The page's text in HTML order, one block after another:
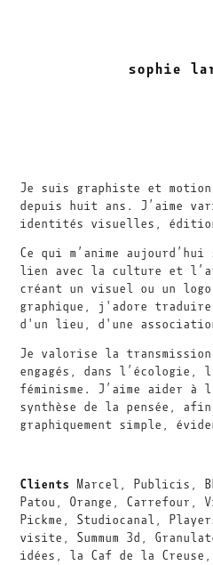
sophie
Je suis graphiste et
depuis huit ans. J’aime
identités visuelles,
Ce qui m’anime
lien avec la culture et
créant un visuel ou un
graphique, j'adore
d'un lieu, d'une
Je valorise la
engagés, dans l’écologie,
féminisme. J’aime aider
synthèse de la pensée,
graphiquement simple,
Clients Marcel, Publicis,
Patou, Orange, Carrefour,
Pickme, Studiocanal,
visite, Summum 3d,
idées, la Caf de la